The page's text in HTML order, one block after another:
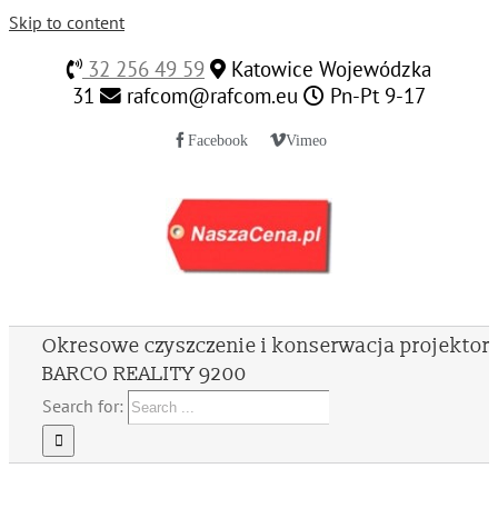
Skip to content
32 256 49 59
Katowice Wojewódzka
31
rafcom@rafcom.eu Pn-Pt 9-17
Facebook Vimeo
Okresowe czyszczenie i konserwacja
BARCO REALITY 9200
Search for: